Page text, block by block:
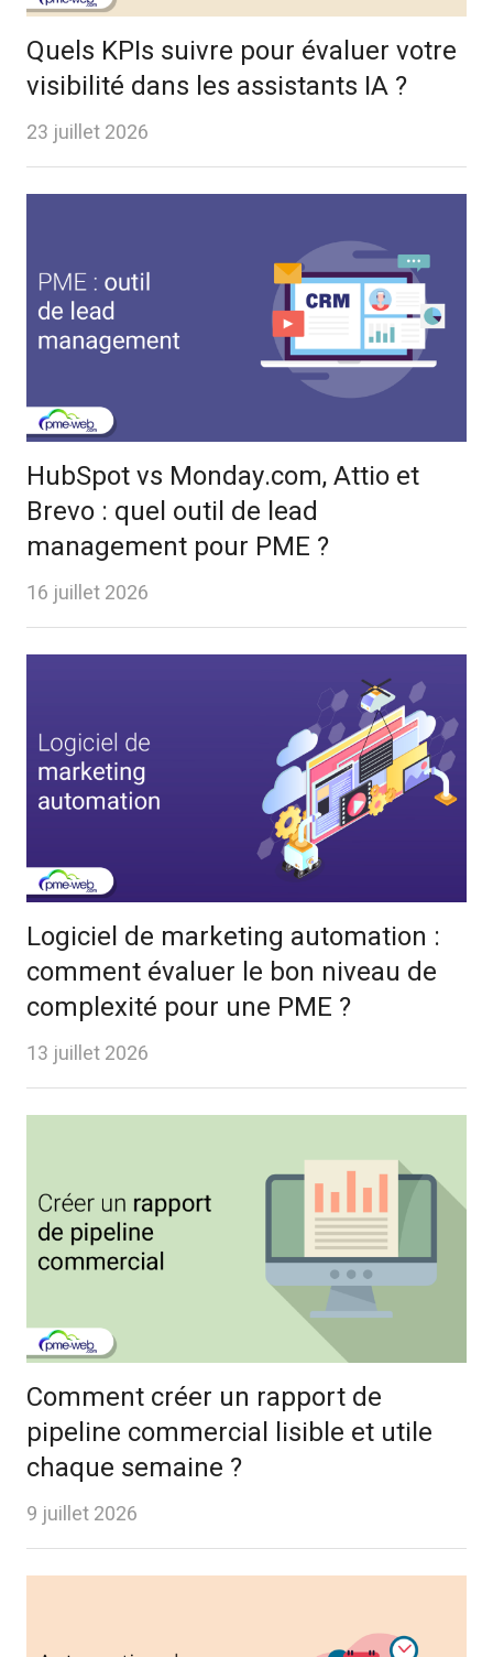
Quels KPIs suivre pour évaluer votre
visibilité dans les assistants IA ?
23 juillet 2026
HubSpot vs Monday.com, Attio et
Brevo : quel outil de lead
management pour PME ?
16 juillet 2026
Logiciel de marketing automation :
comment évaluer le bon niveau de
complexité pour une PME ?
13 juillet 2026
Comment créer un rapport de
pipeline commercial lisible et utile
chaque semaine ?
9 juillet 2026